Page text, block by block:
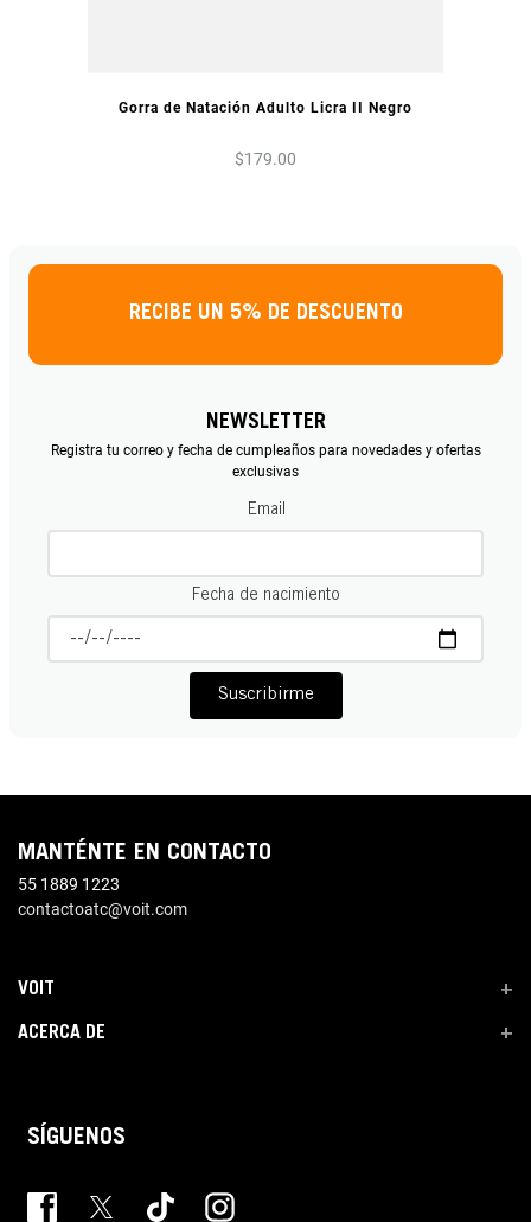
VISTA PREVIA
Gorra de Natación Adulto Licra II Negro
$179.00
RECIBE UN 5% DE DESCUENTO
NEWSLETTER
Registra tu correo y fecha de cumpleaños para novedades y ofertas
exclusivas
Email
Fecha de nacimiento
Suscribirme
MANTÉNTE EN CONTACTO
55 1889 1223
contactoatc@voit.com
VOIT +
ACERCA DE +
SÍGUENOS